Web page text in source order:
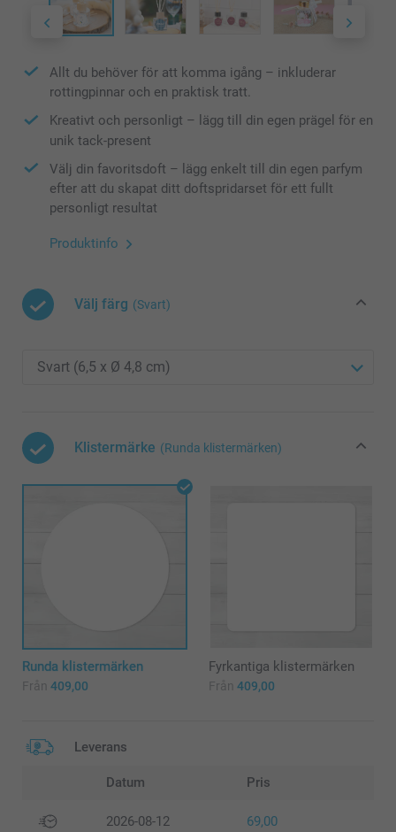
Allt du behöver för att komma igång – inkluderar
rottingpinnar och en praktisk tratt.
Kreativt och personligt – lägg till din egen prägel för en
unik tack-present
Välj din favoritsdoft – lägg enkelt till din egen parfym
efter att du skapat ditt doftspridarset för ett fullt
personligt resultat
Produktinfo
Välj färg (Svart)
Klistermärke (Runda klistermärken)
Runda klistermärken
Från 409,00
Fyrkantiga klistermärken
Från 409,00
Leverans
Datum Pris
2026-08-12 69,00